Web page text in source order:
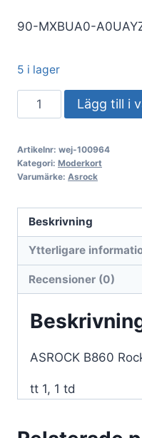
90-MXBUA0-
5 i lager
ASROCK
B860
WIFI
7
(D)
mängd
Lägg till i
Artikelnr: wej-100964
Kategori: Moderkort
Varumärke: Asrock
Beskrivning
Ytterligare
Recensioner (0)
ASROCK B860
tt 1, 1 td